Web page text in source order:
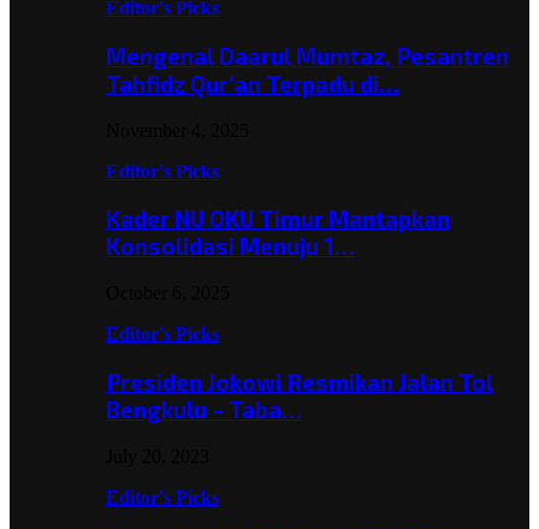
Editor's Picks
Mengenal Daarul Mumtaz, Pesantren
Tahfidz Qur’an Terpadu di…
Editor's Picks
Kader NU OKU Timur Mantapkan
Konsolidasi Menuju 1…
Editor's Picks
Presiden Jokowi Resmikan Jalan Tol
Bengkulu – Taba…
Editor's Picks